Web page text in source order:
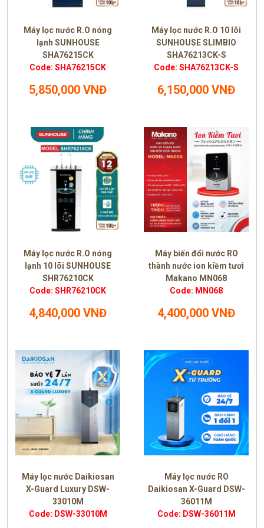
Máy lọc nước R.O nóng
lạnh SUNHOUSE
SHA76215CK
Code: SHA76215CK
5,850,000 VNĐ
Máy lọc nước R.O 10 lõi
SUNHOUSE SLIMBIO
SHA76213CK-S
Code: SHA76213CK-S
6,150,000 VNĐ
Máy lọc nước R.O nóng
lạnh 10 lõi SUNHOUSE
SHR76210CK
Code: SHR76210CK
4,840,000 VNĐ
Máy biến đổi nước RO
thành nước ion kiềm tươi
Makano MN068
Code: MN068
4,400,000 VNĐ
Máy lọc nước Daikiosan
X-Guard Luxury DSW-
33010M
Code: DSW-33010M
Máy lọc nước RO
Daikiosan X-Guard DSW-
36011M
Code: DSW-36011M